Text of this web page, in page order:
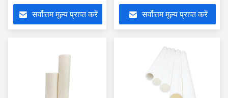
साथ
सर्वोत्तम मूल्य प्राप्त करें
सर्वोत्तम मूल्य प्राप्त करें